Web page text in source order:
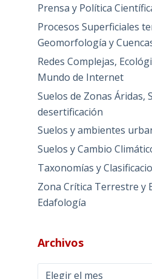
Prensa y Política
Procesos Superficiales
Geomorfología y
Redes Complejas,
Mundo de Internet
Suelos de Zonas Áridas,
desertificación
Suelos y ambientes
Suelos y Cambio
Taxonomías y
Zona Crítica Terrestre y
Edafología
Archivos
Archivos